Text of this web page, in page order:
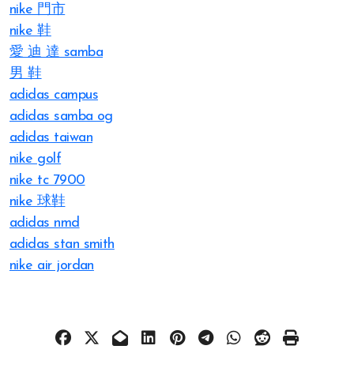
nike 門市
nike 鞋
愛 迪 達 samba
男 鞋
adidas campus
adidas samba og
adidas taiwan
nike golf
nike tc 7900
nike 球鞋
adidas nmd
adidas stan smith
nike air jordan